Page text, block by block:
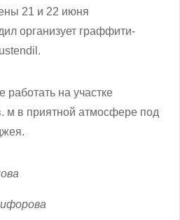
21 и 22 июня
организует граффити-
работать на участке
м в приятной атмосфере под